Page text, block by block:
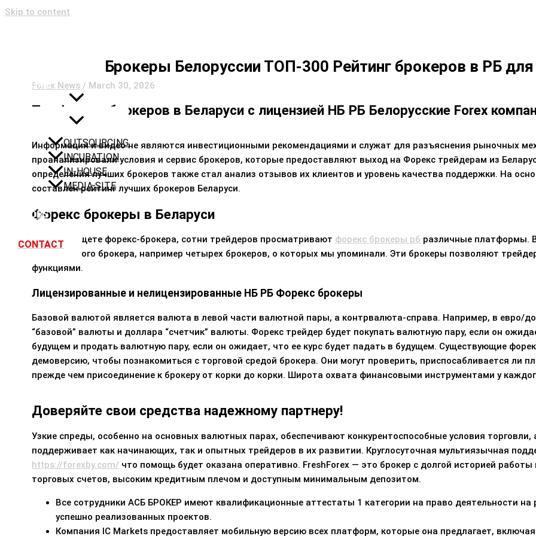
Skip to content
HOME
OUTSOURCING
INCUBATION
IN-HOUSE
MEDIA SITE
JOBS
CONTACT
Брокеры Белоруссии ТОП-300 Рейтинг брокеров в РБ для
Forex News / March 30, 2026
Топ форекс брокеров в Беларуси с лицензией НБ РБ Белорусские Forex
Информация и видео не являются инвестиционными рекомендациями и служат для разъяснения рыночных
проанализировали условия и сервис брокеров, которые предоставляют выход на Форекс трейдерам из
определения лучших брокеров также стал анализ отзывов их клиентов и уровень качества поддержки. На
составлен рейтинг лучших брокеров Беларуси.
Форекс брокеры в Беларуси
Когда вы ищете форекс-брокера, сотни трейдеров просматривают форекс брокеры рб различные платформы.
эффективного брокера, например четырех брокеров, о которых мы упоминали. Эти брокеры позволяют
функциями.
Лицензированные и нелицензированные НБ РБ Форекс брокеры
Базовой валютой является валюта в левой части валютной пары, а контрвалюта-справа. Например, в евро/
“базовой” валюты и доллара “счетчик” валюты. Форекс трейдер будет покупать валютную пару, если он
будущем и продать валютную пару, если он ожидает, что ее курс будет падать в будущем. Существующие
демоверсию, чтобы познакомиться с торговой средой брокера. Они могут проверить, приспосабливается ли
прежде чем присоединение к брокеру от корки до корки. Широта охвата финансовыми инструментами у
Доверяйте свои средства надежному партнеру!
Узкие спреды, особенно на основных валютных парах, обеспечивают конкурентоспособные условия
поддерживает как начинающих, так и опытных трейдеров в их развитии. Круглосуточная мультиязычная
https://forexby.com/ что помощь будет оказана оперативно. FreshForex — это брокер с долгой историей
торговых счетов, высоким кредитным плечом и доступным минимальным депозитом.
Все сотрудники АСБ БРОКЕР имеют квалификационные аттестаты 1 категории на право деятельности на
успешно реализованных проектов.
Компания IC Markets предоставляет мобильную версию всех платформ, которые она предлагает,